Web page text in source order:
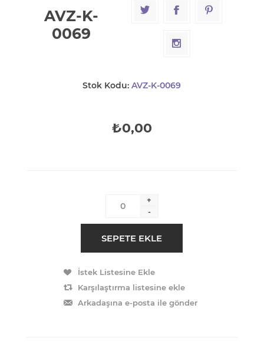
AVZ-K-
0069
Stok Kodu: AVZ-K-0069
₺0,00
+
-